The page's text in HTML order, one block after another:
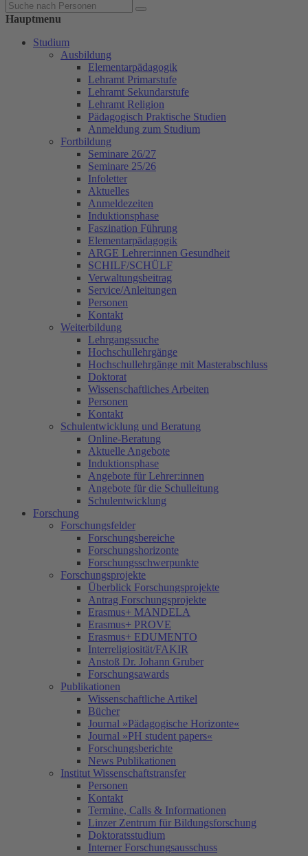
Hauptmenu
Studium
Ausbildung
Elementarpädagogik
Lehramt Primarstufe
Lehramt Sekundarstufe
Lehramt Religion
Pädagogisch Praktische Studien
Anmeldung zum Studium
Fortbildung
Seminare 26/27
Seminare 25/26
Infoletter
Aktuelles
Anmeldezeiten
Induktionsphase
Faszination Führung
Elementarpädagogik
ARGE Lehrer:innen Gesundheit
SCHILF/SCHÜLF
Verwaltungsbeitrag
Service/Anleitungen
Personen
Kontakt
Weiterbildung
Lehrgangssuche
Hochschullehrgänge
Hochschullehrgänge mit Masterabschluss
Doktorat
Wissenschaftliches Arbeiten
Personen
Kontakt
Schulentwicklung und Beratung
Online-Beratung
Aktuelle Angebote
Induktionsphase
Angebote für Lehrer:innen
Angebote für die Schulleitung
Schulentwicklung
Forschung
Forschungsfelder
Forschungsbereiche
Forschungshorizonte
Forschungsschwerpunkte
Forschungsprojekte
Überblick Forschungsprojekte
Antrag Forschungsprojekte
Erasmus+ MANDELA
Erasmus+ PROVE
Erasmus+ EDUMENTO
Interreligiosität/FAKIR
Anstoß Dr. Johann Gruber
Forschungsawards
Publikationen
Wissenschaftliche Artikel
Bücher
Journal »Pädagogische Horizonte«
Journal »PH student papers«
Forschungsberichte
News Publikationen
Institut Wissenschaftstransfer
Personen
Kontakt
Termine, Calls & Informationen
Linzer Zentrum für Bildungsforschung
Doktoratsstudium
Interner Forschungsausschuss